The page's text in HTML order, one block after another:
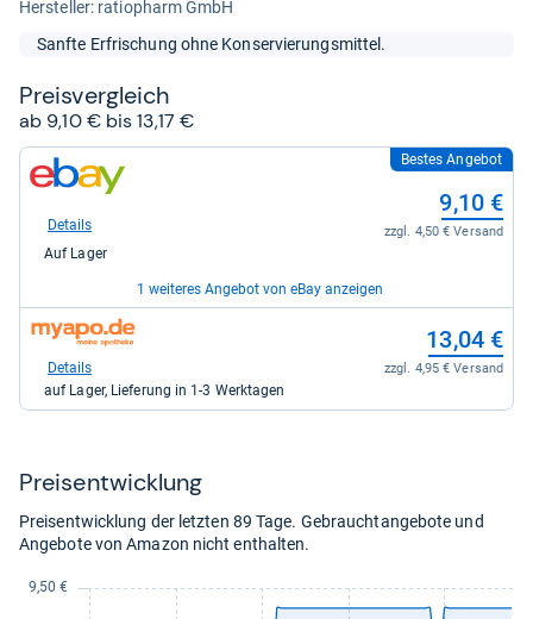
Her­stel­ler: ratiopharm GmbH
Sanfte Erfrischung ohne Konservierungsmittel.
Preis­ver­gleich
ab 9,10 € bis 13,17 €
zum
Shop:
eBay
9,10
Bestes Angebot
9,10 €
zzgl. 4,50 € Versand
Details
Auf Lager
1 weiteres Angebot von eBay anzeigen
zum
eBay
13,17 €
zzgl. 0,00 € Versand
Details
Auf Lager
zum
myapo.de
13,04 €
zzgl. 4,95 € Versand
Details
auf Lager, Lieferung in 1-3 Werktagen
Preis­ent­wick­lung
Preisentwicklung der letzten 89 Tage. Gebrauchtangebote und
Angebote von Amazon nicht enthalten.